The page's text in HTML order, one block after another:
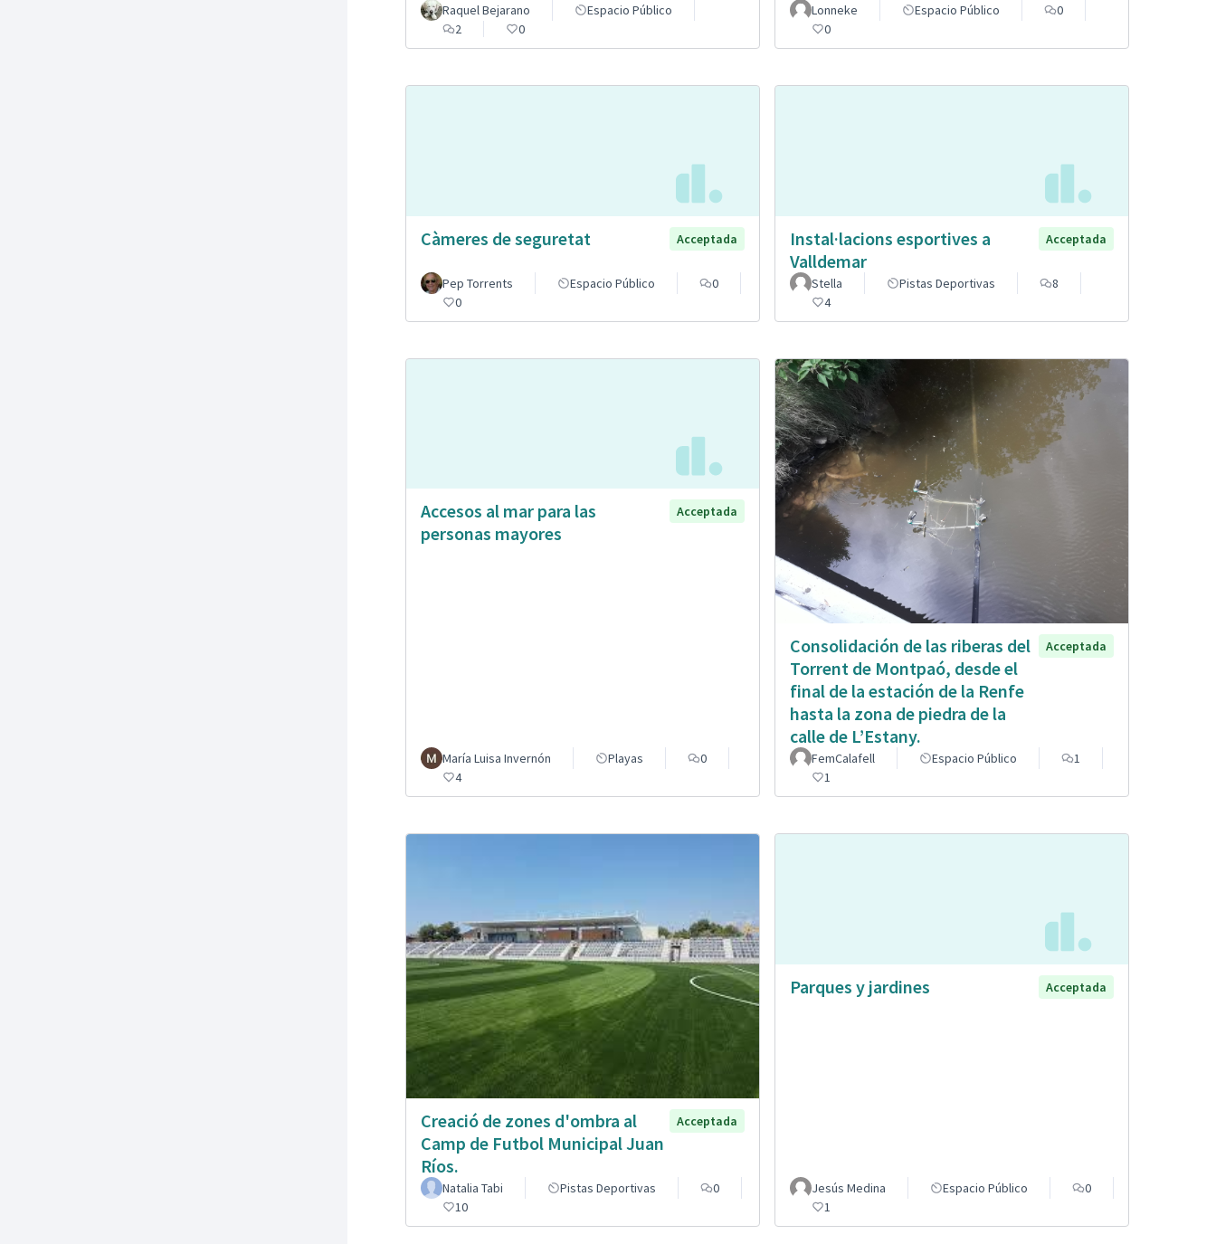
Raquel Bejarano
Espacio Público
2
0
Lonneke Espacio Público
0
0
Càmeres de seguretat Acceptada
Pep Torrents Espacio Público
0
0
Instal·lacions esportives a
Valldemar
Acceptada
Stella Pistas Deportivas
8
4
Accesos al mar para las
personas mayores
Acceptada
María Luisa Invernón Playas
0
4
Consolidación de las riberas del
Torrent de Montpaó, desde el
final de la estación de la Renfe
hasta la zona de piedra de la
calle de L’Estany.
Acceptada
FemCalafell Espacio Público
1
1
Creació de zones d'ombra al
Camp de Futbol Municipal Juan
Ríos.
Acceptada
Natalia Tabi Pistas Deportivas
0
10
Parques y jardines Acceptada
Jesús Medina Espacio Público
0
1